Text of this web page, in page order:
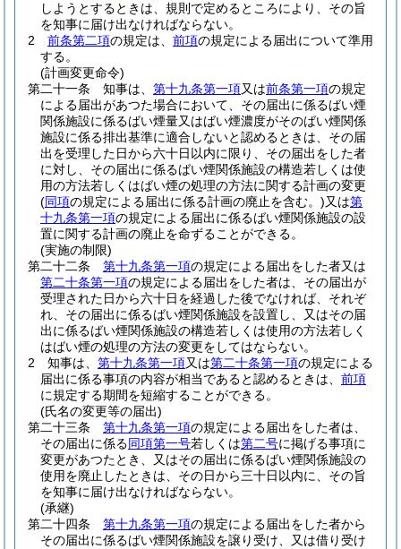
しようとするときは、規則で定めるところにより、その旨
を知事に届け出なければならない。
2
前条第二項の規定は、 前項の規定による届出について準用
する。
(計画変更命令)
第二十一条
知事は、 第十九条第一項又は前条第一項の規定
による届出があつた場合において、その届出に係るばい煙
関係施設に係るばい煙量又はばい煙濃度がそのばい煙関係
施設に係る排出基準に適合しないと認めるときは、その届
出を受理した日から六十日以内に限り、その届出をした者
に対し、その届出に係るばい煙関係施設の構造若しくは使
用の方法若しくはばい煙の処理の方法に関する計画の変更
(同項の規定による届出に係る計画の廃止を含む。)又は第
十九条第一項の規定による届出に係るばい煙関係施設の設
置に関する計画の廃止を命ずることができる。
(実施の制限)
第二十二条
第十九条第一項の規定による届出をした者又は
第二十条第一項の規定による届出をした者は、その届出が
受理された日から六十日を経過した後でなければ、それぞ
れ、その届出に係るばい煙関係施設を設置し、又はその届
出に係るばい煙関係施設の構造若しくは使用の方法若しく
はばい煙の処理の方法の変更をしてはならない。
2
知事は、 第十九条第一項又は第二十条第一項の規定による
届出に係る事項の内容が相当であると認めるときは、 前項
に規定する期間を短縮することができる。
(氏名の変更等の届出)
第二十三条
第十九条第一項の規定による届出をした者は、
その届出に係る同項第一号若しくは第二号に掲げる事項に
変更があつたとき、又はその届出に係るばい煙関係施設の
使用を廃止したときは、その日から三十日以内に、その旨
を知事に届け出なければならない。
(承継)
第二十四条
第十九条第一項の規定による届出をした者から
その届出に係るばい煙関係施設を譲り受け、又は借り受け